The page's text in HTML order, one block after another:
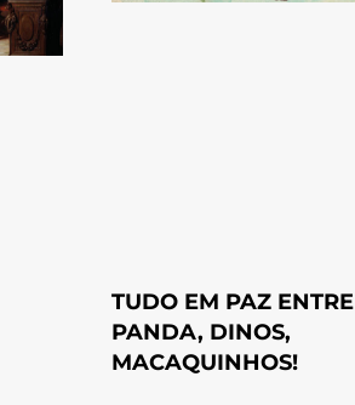
TUDO EM PAZ ENTRE
PANDA, DINOS,
MACAQUINHOS!